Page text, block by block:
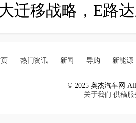
迁移战略，E路
热门资讯 新闻 导购 新能源
© 2025 奥杰汽车网 All
关于我们 供稿服